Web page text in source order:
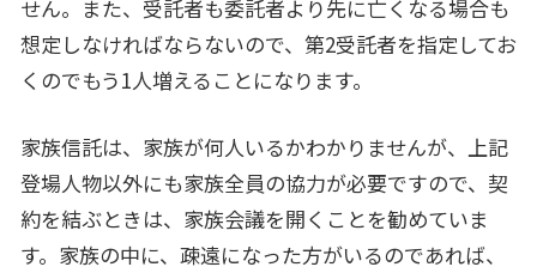
せん。また、受託者も委託者より先に亡くなる場合も
想定しなければならないので、第2受託者を指定してお
くのでもう1人増えることになります。
家族信託は、家族が何人いるかわかりませんが、上記
登場人物以外にも家族全員の協力が必要ですので、契
約を結ぶときは、家族会議を開くことを勧めていま
す。家族の中に、疎遠になった方がいるのであれば、